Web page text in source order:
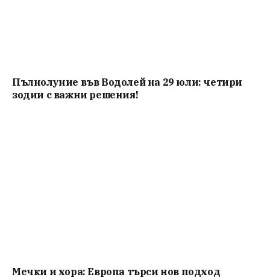
Пълнолуние във Водолей на 29 юли: четири
зодии с важни решения!
Мечки и хора: Европа търси нов подход